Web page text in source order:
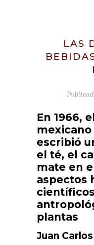
LAS
En 1966,
escribió
el té, el
mate en
aspectos
plantas
Juan